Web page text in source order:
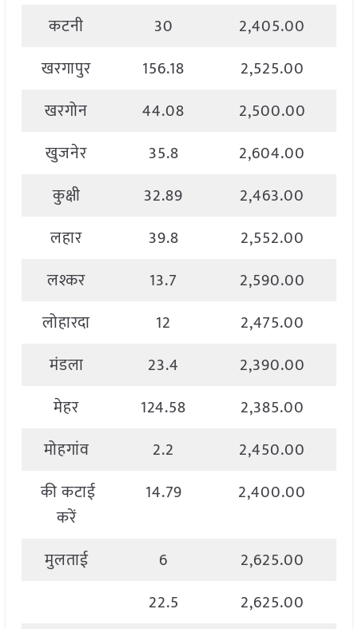
कटनी
30
2,405.00
खरगापुर
156.18
2,525.00
खरगोन
44.08
2,500.00
खुजनेर
35.8
2,604.00
कुक्षी
32.89
2,463.00
लहार
39.8
2,552.00
लश्कर
13.7
2,590.00
लोहारदा
12
2,475.00
मंडला
23.4
2,390.00
मेहर
124.58
2,385.00
मोहगांव
2.2
2,450.00
की कटाई
करें
14.79 2,400.00
मुलताई 6
2,625.00
22.5
2,625.00